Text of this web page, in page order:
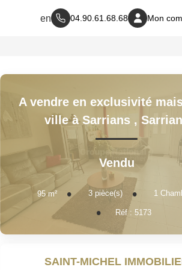
04.90.61.68.68 Mon
A vendre en exclusivité
ville à Sarrians ,
Vendu
95m² 3 pièce(s) 1
Réf : 5173
SAINT-MICHEL